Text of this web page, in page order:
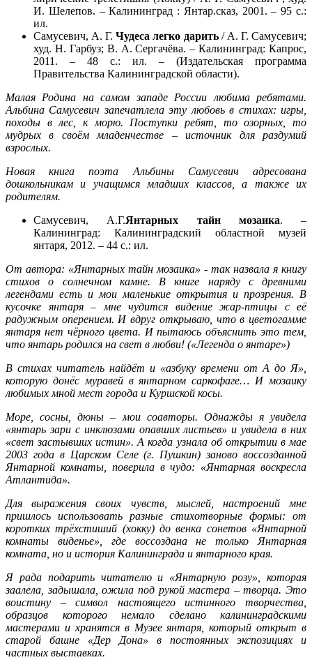
И. Шелепов. – Калининград : Янтар.сказ, 2001. – 95 с.:
ил.
Самусевич, А. Г.Чудеса легко дарить/ А. Г. Самусевич;
худ. Н. Гарбуз; В. А. Сергачёва. – Калининград: Капрос,
2011. – 48 с.: ил. – (Издательская программа
Правительства Калининградской области).
Малая Родина на самом западе России любима ребятами.
Альбина Самусевич запечатлела эту любовь в стихах: игры,
походы в лес, к морю. Поступки ребят, то озорных, то
мудрых в своём младенчестве – источник для раздумий
взрослых.
Новая книга поэта Альбины Самусевич адресована
дошкольникам и учащимся младших классов, а также их
родителям.
Самусевич, А.Г.Янтарных тайн мозаика. –
Калининград: Калининградский областной музей
янтаря, 2012. – 44 с.: ил.
От автора: «Янтарных тайн мозаика» - так назвала я книгу
стихов о солнечном камне. В книге наряду с древними
легендами есть и мои маленькие открытия и прозрения. В
кусочке янтаря – мне чудится видение жар-птицы с её
радужным оперением. И вдруг открываю, что в цветогамме
янтаря нет чёрного цвета. И пытаюсь объяснить это тем,
что янтарь родился на свет в любви! («Легенда о янтаре»)
В стихах читатель найдёт и «азбуку времени от А до Я»,
которую донёс муравей вянтарном саркофаге… И мозаику
любимых мной мест города и Куршской косы.
Море, сосны, дюны – мои соавторы. Однажды я увидела
«янтарь зари с инклюзами опавших листьев» и увидела в них
«свет застывших истин». А когда узнала об открытии в мае
2003 года в Царском Селе (г. Пушкин) заново воссозданной
Янтарной комнаты, поверила в чудо: «Янтарная воскресла
Атлантида».
Для выражения своих чувств, мыслей, настроений мне
пришлось использовать разные стихотворные формы: от
коротких трёхстиший (хокку) до венка сонетов «Янтарной
комнаты виденье», где воссоздана не только Янтарная
комната, но и история Калининграда и янтарного края.
Я рада подарить читателю и «Янтарную розу», которая
заалела, задышала, ожила под рукой мастера – творца. Это
воистину – символ настоящего истинного творчества,
образцов которого немало сделано калининградскими
мастерами и хранятся в Музее янтаря, который открыт в
старой башне «Дер Дона» в постоянных экспозициях и
частных выставках.